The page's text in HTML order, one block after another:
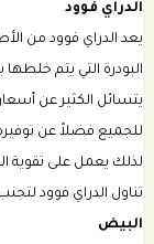
الدراي فوود
يعد الدراي فوود من
البودرة التي يتم خلطها
يتسائل الكثير عن
للجميع فضلاً عن
لذلك يعمل على تقوية
تناول الدراي فوود لتجنب
البيض